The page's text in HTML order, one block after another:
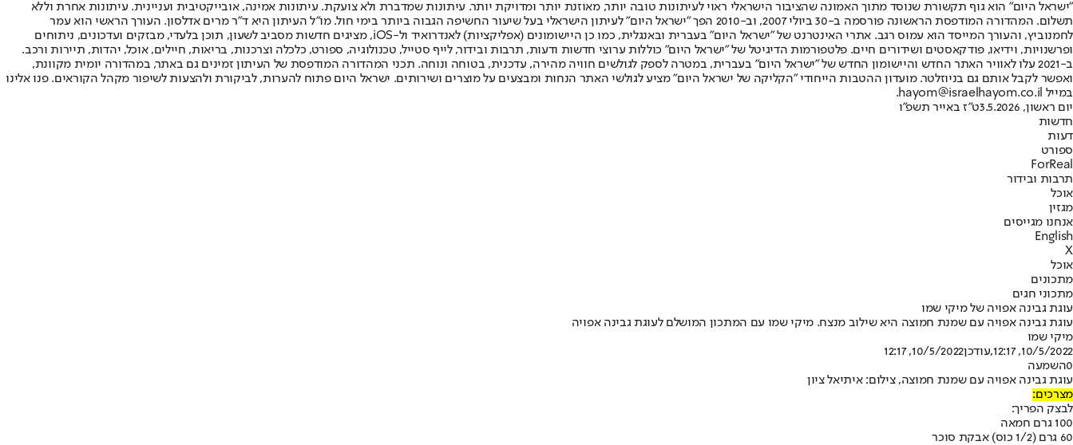
"ישראל היום" הוא גוף תקשורת שנוסד מתוך האמונה שהציבור הישראלי ראוי לעיתונות טובה יותר, מאוזנת יותר ומדויקת יותר. עיתונות שמדברת ולא צועקת. עיתונות אמינה, אובייקטיבית ועניינית. עיתונות אחרת וללא
תשלום. המהדורה המודפסת הראשונה פורסמה ב-30 ביולי 2007, וב-2010 הפך "ישראל היום" לעיתון הישראלי בעל שיעור החשיפה הגבוה ביותר בימי חול. מו"ל העיתון היא ד"ר מרים אדלסון. העורך הראשי הוא עמר
לחמנוביץ, והעורך המייסד הוא עמוס רגב. אתרי האינטרנט של "ישראל היום" בעברית ובאנגלית, כמו כן היישומונים (אפליקציות) לאנדרואיד ול-iOS, מציגים חדשות מסביב לשעון, תוכן בלעדי, מבזקים ועדכונים, ניתוחים
ופרשנויות, וידיאו, פודקאסטים ושידורים חיים. פלטפורמות הדיגיטל של "ישראל היום" כוללות ערוצי חדשות ודעות, תרבות ובידור, לייף סטייל, טכנולוגיה, ספורט, כלכלה וצרכנות, בריאות, חיילים, אוכל, יהדות, תיירות ורכב.
ב-2021 עלו לאוויר האתר החדש והיישומון החדש של "ישראל היום" בעברית, במטרה לספק לגולשים חוויה מהירה, עדכנית, בטוחה ונוחה. תכני המהדורה המודפסת של העיתון זמינים גם באתר, במהדורה יומית מקוונת,
ואפשר לקבל אותם גם בניוזלטר. מועדון ההטבות הייחודי "הקליקה של ישראל היום" מציע לגולשי האתר הנחות ומבצעים על מוצרים ושירותים. ישראל היום פתוח להערות, לביקורת ולהצעות לשיפור מקהל הקוראים. פנו אלינו
במייל hayom@israelhayom.co.il.
יום ראשון, 3.5.2026
ט"ז באייר תשפ"ו
חדשות
דעות
ספורט
ForReal
תרבות ובידור
אוכל
מגזין
אנחנו מגייסים
English
X
אוכל
מתכונים
מתכוני חגים
עוגת גבינה אפויה של מיקי שמו
עוגת גבינה אפויה עם שמנת חמוצה היא שילוב מנצח. מיקי שמו עם המתכון המושלם לעוגת גבינה אפויה
מיקי שמו
10/5/2022, 12:17
,עודכן10/5/2022, 12:17
0השמעה
עוגת גבינה אפויה עם שמנת חמוצה, צילום: איתיאל ציון
מצרכים:
לבצק הפריך:
100 גרם חמאה
60 גרם (1/2 כוס) אבקת סוכר